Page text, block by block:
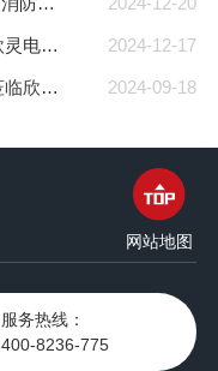
2024-12-17
温州市政协副主席陈胜峰一行莅临欣灵电气调研指导
2024-09-18
农工党浙江省委会主委葛明华一行莅临欣灵电气考察调研
网站地图
服务热线：
400-8236-775